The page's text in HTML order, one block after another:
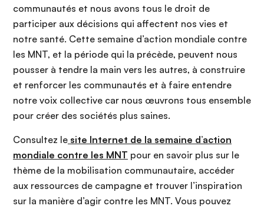
communautés et nous avons tous le droit de
participer aux décisions qui affectent nos vies et
notre santé. Cette semaine d’action mondiale contre
les MNT, et la période qui la précède, peuvent nous
pousser à tendre la main vers les autres, à construire
et renforcer les communautés et à faire entendre
notre voix collective car nous œuvrons tous ensemble
pour créer des sociétés plus saines.
Consultez le site Internet de la semaine d’action
mondiale contre les MNT pour en savoir plus sur le
thème de la mobilisation communautaire, accéder
aux ressources de campagne et trouver l’inspiration
sur la manière d’agir contre les MNT. Vous pouvez